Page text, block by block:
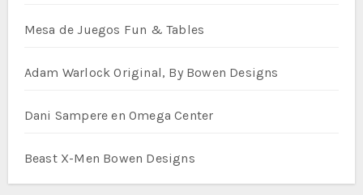
Mesa de Juegos Fun & Tables
Adam Warlock Original, By Bowen Designs
Dani Sampere en Omega Center
Beast X-Men Bowen Designs